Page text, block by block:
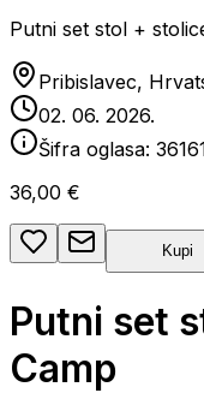
Putni set stol +
Pribislavec,
02. 06. 2026.
Šifra oglasa:
36,00 €
Kupi
Putni set
Camp